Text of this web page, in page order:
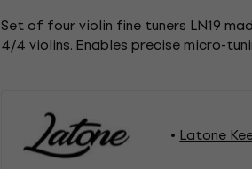
Set of four violin fine tuners LN19
4/4 violins. Enables precise micro-
Latone